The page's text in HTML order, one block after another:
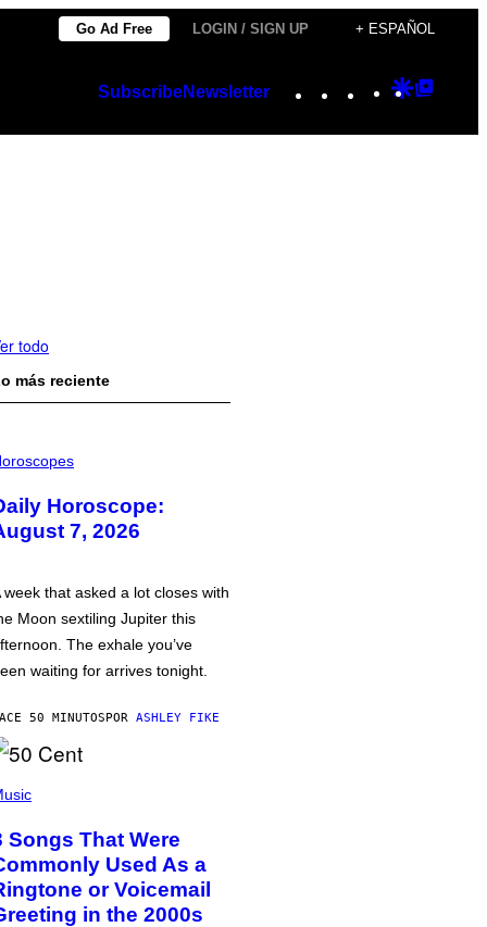
Go Ad Free LOGIN / SIGN UP + ESPAÑOL
SubscribeNewsletter Instagram
TikTok
YouTube
Google
todo
más reciente
Horoscope:
7, 2026
week that asked a lot closes with
Moon sextiling Jupiter this
The exhale you’ve
waiting for arrives tonight.
50 MINUTOSPOR ASHLEY FIKE
Songs That Were
Used As a
or Voicemail
in the 2000s